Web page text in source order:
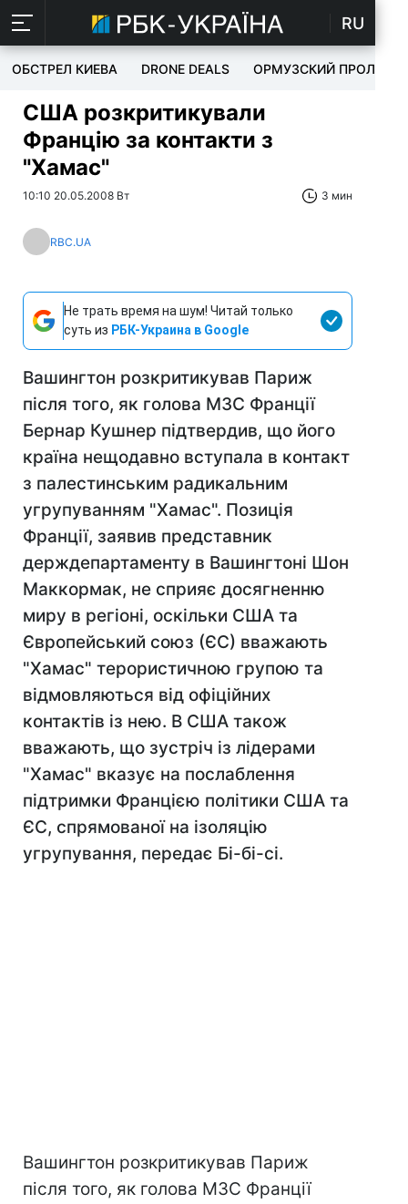
RU
ОБСТРЕЛ КИЕВА DRONE DEALS ОРМУЗСКИЙ ПРОЛИВ
США розкритикували
Францію за контакти з
"Хамас"
10:10 20.05.2008 Вт 3 мин
RBC.UA
Не трать время на шум! Читай только
суть из РБК-Украина в Google
Вашингтон розкритикував Париж
після того, як голова МЗС Франції
Бернар Кушнер підтвердив, що його
країна нещодавно вступала в контакт
з палестинським радикальним
угрупуванням "Хамас". Позиція
Франції, заявив представник
держдепартаменту в Вашингтоні Шон
Маккормак, не сприяє досягненню
миру в регіоні, оскільки США та
Європейський союз (ЄС) вважають
"Хамас" терористичною групою та
відмовляються від офіційних
контактів із нею. В США також
вважають, що зустріч із лідерами
"Хамас" вказує на послаблення
підтримки Францією політики США та
ЄС, спрямованої на ізоляцію
угрупування, передає Бі-бі-сі.
Вашингтон розкритикував Париж
після того, як голова МЗС Франції